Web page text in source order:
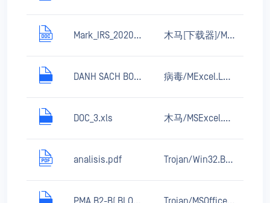
Mark_IRS_2020_RETURN.doc 木马[下载器]/MSOffice.Agent
DANH SACH BOC THAM BAI GIANG.xls 病毒/MExcel.Laroux.cs
DOC_3.xls 木马/MSExcel.Agent
analisis.pdf Trojan/Win32.Boht.akq